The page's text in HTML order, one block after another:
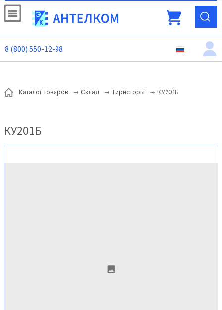
8 (800) 550-12-98
Каталог товаров Склад Тиристоры КУ201Б
КУ201Б